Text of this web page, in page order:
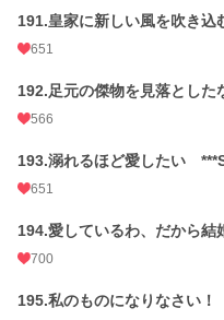
191.皇家に新しい風を吹き込
651
192.足元の傑物を見落とした
566
193.溺れるほど愛したい
651
194.愛しているわ、だから結
700
195.私のものになりなさい！